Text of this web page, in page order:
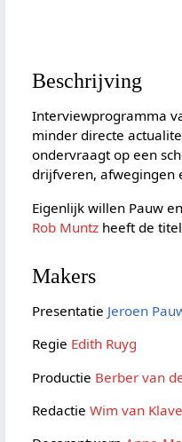
Beschrijving
Interviewprogramma
minder directe
ondervraagt op een
drijfveren, afwegingen
Eigenlijk willen Pauw
Rob Muntz heeft de
Makers
Presentatie Jeroen
Regie Edith Ruyg
Productie Berber van
RedactieWim van